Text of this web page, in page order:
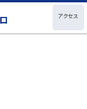
アクセス